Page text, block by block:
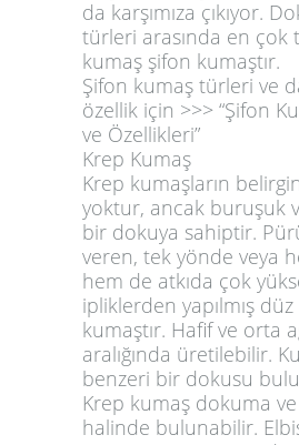
da karşımıza çıkıyor.
türleri arasında en çok
kumaş şifon kumaştır.
Şifon kumaş türleri ve
özellik için >>> “Şifon
ve Özellikleri”
Krep Kumaş
Krep kumaşların
yoktur, ancak buruşuk
bir dokuya sahiptir.
veren, tek yönde veya
hem de atkıda çok
ipliklerden yapılmış
kumaştır. Hafif ve orta
aralığında üretilebilir.
benzeri bir dokusu
Krep kumaş dokuma
halinde bulunabilir.